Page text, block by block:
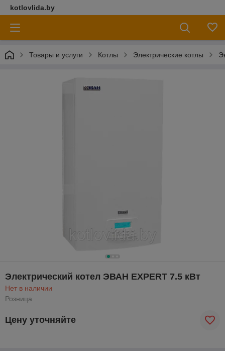
kotlovlida.by
Товары и услуги Котлы Электрические котлы
Электрический котел ЭВАН EXPERT 7.5 кВт
Нет в наличии
Розница
Цену уточняйте